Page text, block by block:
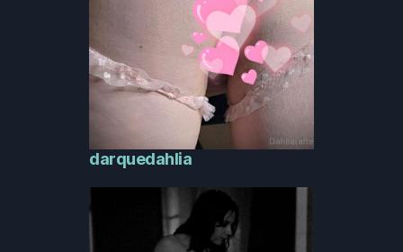
darquedahlia